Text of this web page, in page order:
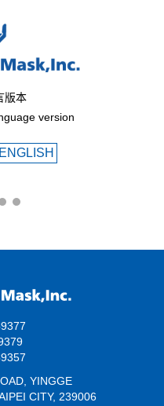
版本
version
ENGLISH
YINGGE
CITY, 239006